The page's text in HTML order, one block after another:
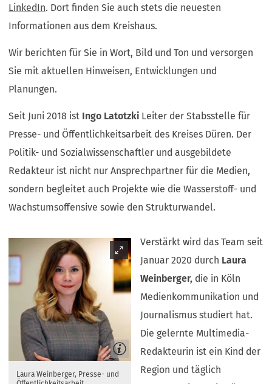
einem
einem
einem
einem
LinkedIn
(Öffnet
. Dort finden Sie auch stets die neuesten
Informationen aus dem Kreishaus.
Wir berichten für Sie in Wort, Bild und Ton und versorgen
Sie mit aktuellen Hinweisen, Entwicklungen und
Planungen.
Seit Juni 2018 ist Ingo Latotzki Leiter der Stabsstelle für
Presse- und Öffentlichkeitsarbeit des Kreises Düren. Der
Politik- und Sozialwissenschaftler und ausgebildete
Redakteur ist nicht nur Ansprechpartner für die Medien,
sondern begleitet auch Projekte wie die Wasserstoff- und
Wachstumsoffensive sowie den Strukturwandel.
Laura Weinberger, Presse- und
Verstärkt wird das Team seit
Januar 2020 durch Laura
Weinberger,die in Köln
Medienkommunikation und
Journalismus studiert hat.
Die gelernte Multimedia-
Redakteurin ist ein Kind der
Region und täglich